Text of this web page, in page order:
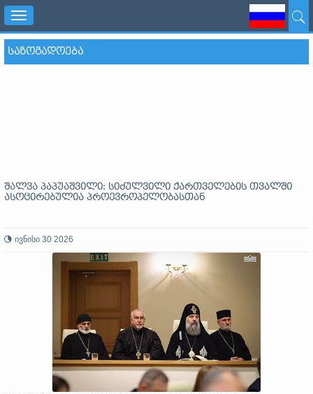
Toggle
navigation
ᲡᲐᲖᲝᲒᲐᲓᲝᲔᲑᲐ
შალვა პაპუაშვილი: სიძულვილი ქართველების თვალში
ასოცირებულია პროევროპელობასთან
ივნისი 30 2026